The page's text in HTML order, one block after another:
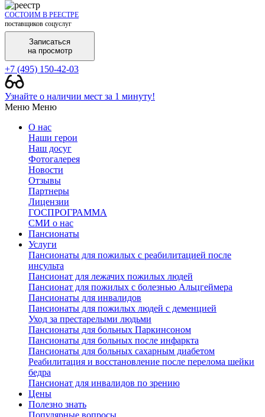
СОСТОИМ В РЕЕСТРЕ
поставщиков соцуслуг
Записаться
на просмотр
+7 (495) 150-42-03
Узнайте о наличии мест за 1 минуту!
Меню Меню
О нас
Наши герои
Наш досуг
Фотогалерея
Новости
Отзывы
Партнеры
Лицензии
ГОСПРОГРАММА
СМИ о нас
Пансионаты
Услуги
Пансионаты для пожилых с реабилитацией после
инсульта
Пансионат для лежачих пожилых людей
Пансионат для пожилых с болезнью Альцгеймера
Пансионаты для инвалидов
Пансионаты для пожилых людей с деменцией
Уход за престарелыми людьми
Пансионаты для больных Паркинсоном
Пансионаты для больных после инфаркта
Пансионаты для больных сахарным диабетом
Реабилитация и восстановление после перелома шейки
бедра
Пансионат для инвалидов по зрению
Цены
Полезно знать
Популярные вопросы